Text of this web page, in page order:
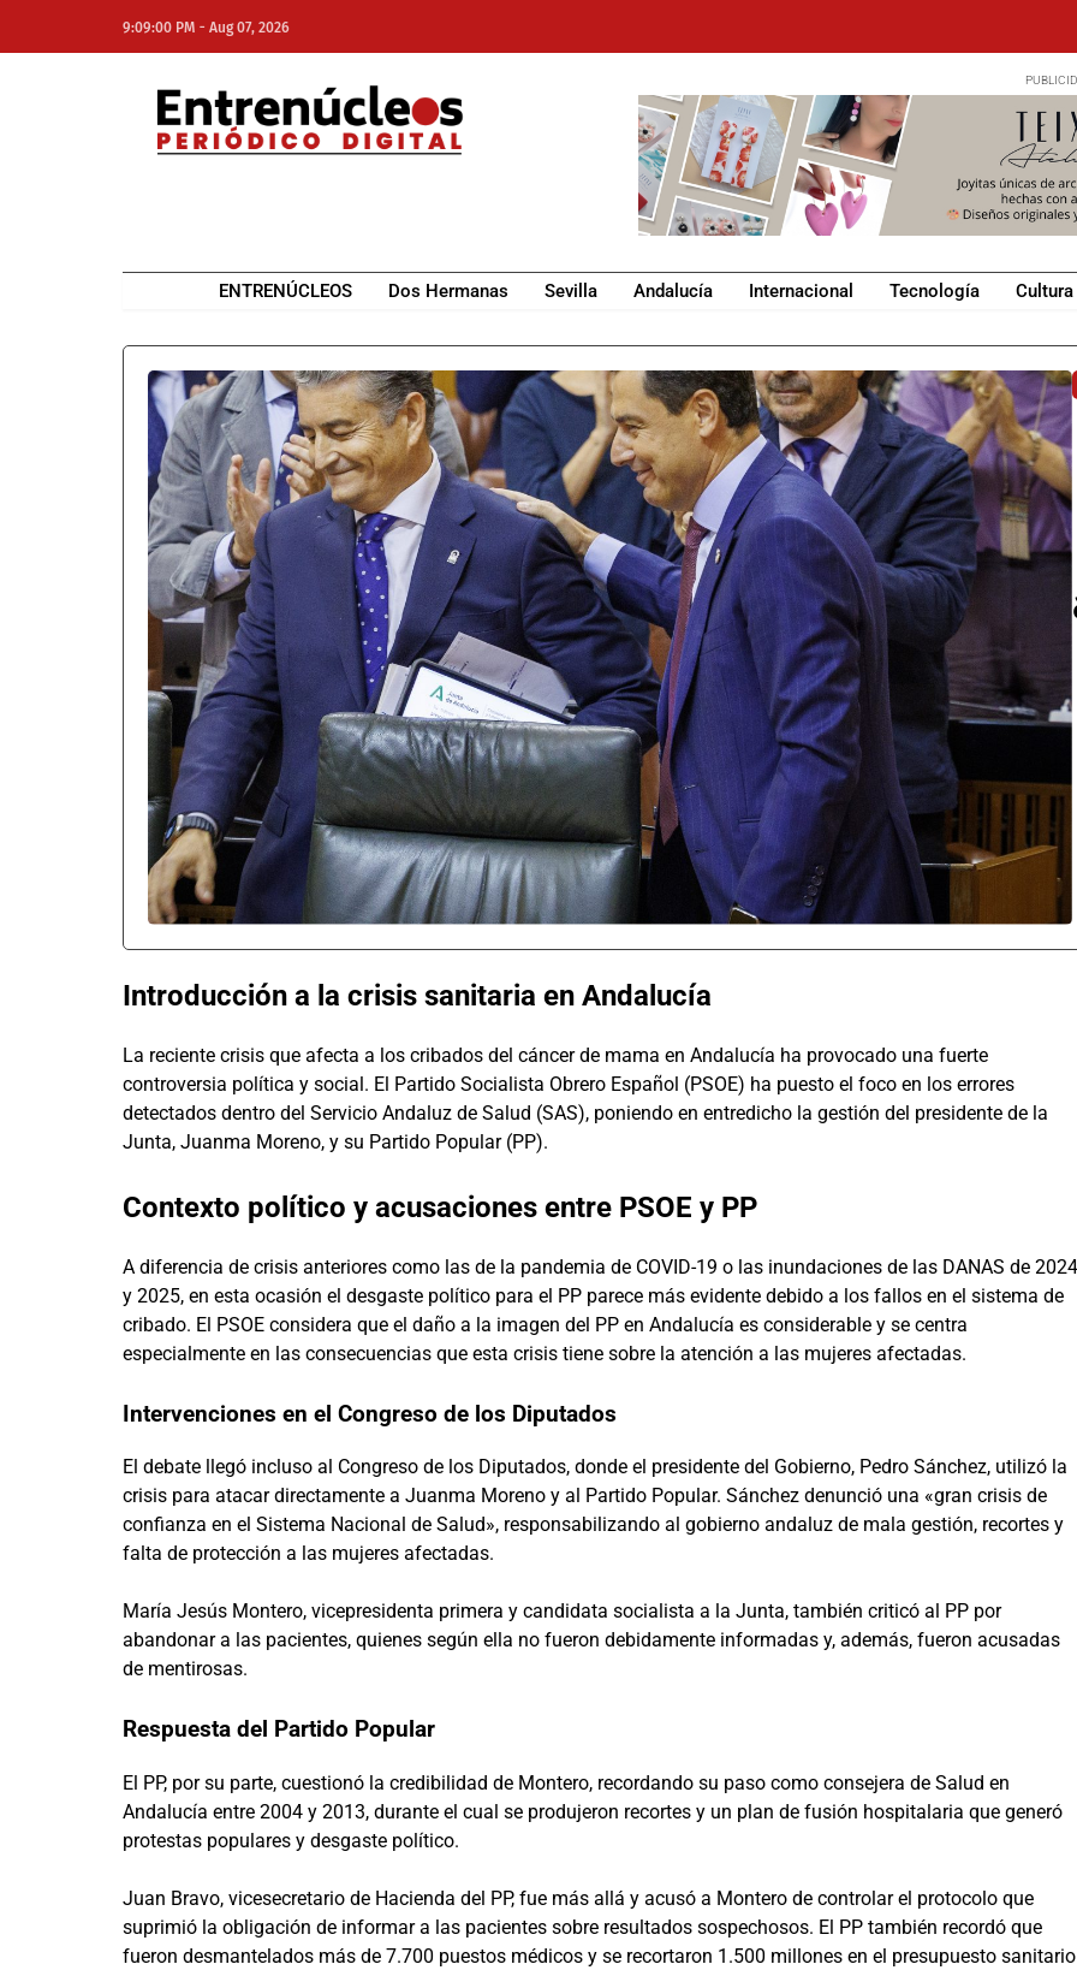
9:09:00 PM - Aug 07, 2026
ENTRENÚCLEOS Dos Hermanas Sevilla Andalucía Internacional Tecnología
Introducción a la crisis sanitaria en Andalucía
La reciente crisis que afecta a los cribados del cáncer de mama en Andalucía ha provocado una fuerte
controversia política y social. El Partido Socialista Obrero Español (PSOE) ha puesto el foco en los errores
detectados dentro del Servicio Andaluz de Salud (SAS), poniendo en entredicho la gestión del presidente de la
Junta, Juanma Moreno, y su Partido Popular (PP).
Contexto político y acusaciones entre PSOE y PP
A diferencia de crisis anteriores como las de la pandemia de COVID-19 o las inundaciones de las DANAS de 2024
y 2025, en esta ocasión el desgaste político para el PP parece más evidente debido a los fallos en el sistema de
cribado. El PSOE considera que el daño a la imagen del PP en Andalucía es considerable y se centra
especialmente en las consecuencias que esta crisis tiene sobre la atención a las mujeres afectadas.
Intervenciones en el Congreso de los Diputados
El debate llegó incluso al Congreso de los Diputados, donde el presidente del Gobierno, Pedro Sánchez, utilizó la
crisis para atacar directamente a Juanma Moreno y al Partido Popular. Sánchez denunció una «gran crisis de
confianza en el Sistema Nacional de Salud», responsabilizando al gobierno andaluz de mala gestión, recortes y
falta de protección a las mujeres afectadas.
María Jesús Montero, vicepresidenta primera y candidata socialista a la Junta, también criticó al PP por
abandonar a las pacientes, quienes según ella no fueron debidamente informadas y, además, fueron acusadas
de mentirosas.
Respuesta del Partido Popular
El PP, por su parte, cuestionó la credibilidad de Montero, recordando su paso como consejera de Salud en
Andalucía entre 2004 y 2013, durante el cual se produjeron recortes y un plan de fusión hospitalaria que generó
protestas populares y desgaste político.
Juan Bravo, vicesecretario de Hacienda del PP, fue más allá y acusó a Montero de controlar el protocolo que
suprimió la obligación de informar a las pacientes sobre resultados sospechosos. El PP también recordó que
fueron desmantelados más de 7.700 puestos médicos y se recortaron 1.500 millones en el presupuesto sanitario